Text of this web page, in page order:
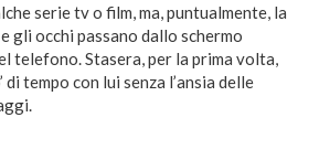
serie tv o film, ma, puntualmente, la
gli occhi passano dallo schermo
telefono. Stasera, per la prima volta,
tempo con lui senza l’ansia delle